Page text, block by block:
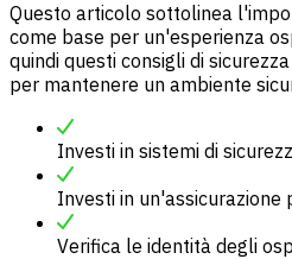
Questo articolo sottolinea
come base per un'esperienza
quindi questi consigli di
per mantenere un ambiente
Investi in sistemi di
Investi in un'assicurazione
Verifica le identità degli